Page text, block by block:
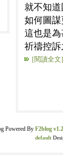
就不知
如何圖
這也是
祈禱控
[閱讀全文]
Powered By F2blog
default